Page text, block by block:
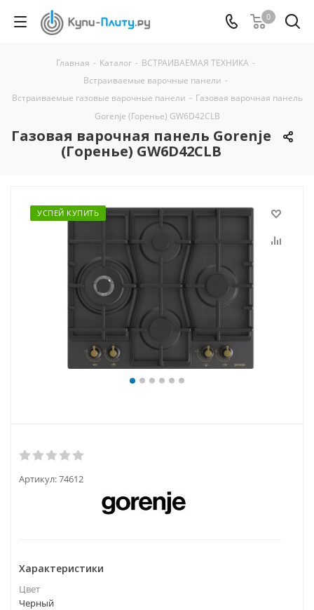
0
Главная - Каталог - ВСТРАИВАЕМАЯ ТЕХНИКА -
Встраиваемые варочные панели -
Встраиваемые газовые варочные панели - Газовая варочная панель
Gorenje (Горенье) GW6D42CLB
Газовая варочная панель Gorenje
(Горенье) GW6D42CLB
УСПЕЙ КУПИТЬ
Артикул:74612
Характеристики
Цвет
Черный